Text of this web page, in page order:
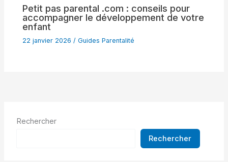
Petit pas parental .com : conseils pour
accompagner le développement de votre
enfant
22 janvier 2026/Guides Parentalité
Rechercher
Rechercher